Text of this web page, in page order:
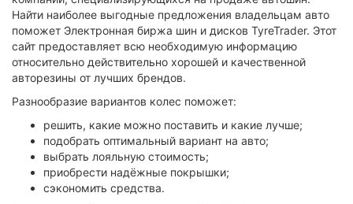
Найти наиболее выгодные предложения владельцам авто
поможет Электронная биржа шин и дисков TyreTrader. Этот
сайт предоставляет всю необходимую информацию
относительно действительно хорошей и качественной
авторезины от лучших брендов.
Разнообразие вариантов колес поможет:
решить, какие можно поставить и какие лучше;
подобрать оптимальный вариант на авто;
выбрать лояльную стоимость;
приобрести надёжные покрышки;
сэкономить средства.